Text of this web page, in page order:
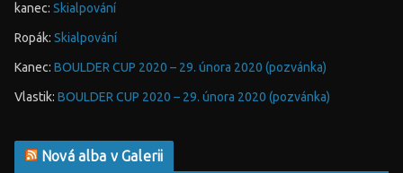
kanec: Skialpování
Ropák: Skialpování
Kanec: BOULDER CUP 2020 – 29. února 2020 (pozvánka)
Vlastik: BOULDER CUP 2020 – 29. února 2020 (pozvánka)
Nová alba v Galerii